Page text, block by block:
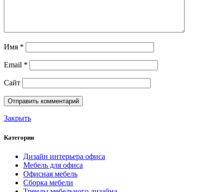
Имя *
Email *
Сайт
Закрыть
Категории
Дизайн интерьера офиса
Мебель для офиса
Офисная мебель
Сборка мебели